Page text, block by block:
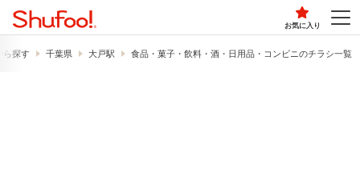
お気に入り
ら探す 千葉県 大戸駅 食品・菓子・飲料・酒・日用品・コンビニのチラシ一覧